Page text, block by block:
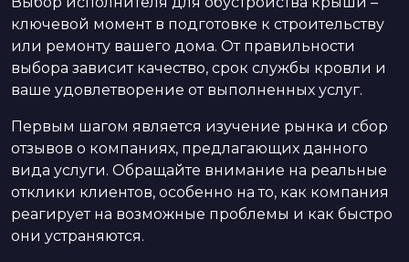
ключевой момент в подготовке к строительству
или ремонту вашего дома. От правильности
выбора зависит качество, срок службы кровли и
ваше удовлетворение от выполненных услуг.
Первым шагом является изучение рынка и сбор
отзывов о компаниях, предлагающих данного
вида услуги. Обращайте внимание на реальные
отклики клиентов, особенно на то, как компания
реагирует на возможные проблемы и как быстро
они устраняются.